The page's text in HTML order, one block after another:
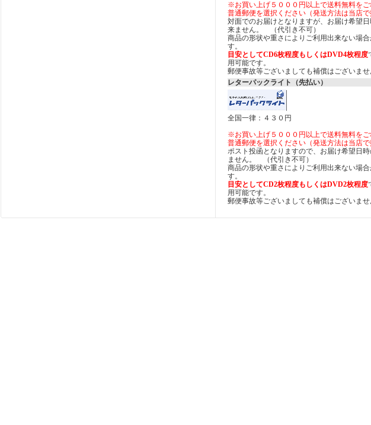
※お買い上げ５０００円以上で送料無料をご
普通郵便を選択ください（発送方法は当店で
対面でのお届けとなりますが、お届け希望
来ません。 （代引き不可）
商品の形状や重さによりご利用出来ない場合
す。
目安としてCD6枚程度もしくはDVD4枚程度
用可能です。
郵便事故等ございましても補償はございませ
レターパックライト（先払い）
全国一律：４３０円
※お買い上げ５０００円以上で送料無料をご
普通郵便を選択ください（発送方法は当店で
ポスト投函となりますので、お届け希望日
ません。 （代引き不可）
商品の形状や重さによりご利用出来ない場合
す。
目安としてCD2枚程度もしくはDVD2枚程度
用可能です。
郵便事故等ございましても補償はございませ